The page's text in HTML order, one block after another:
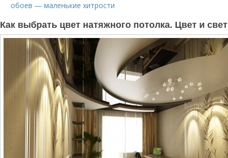
обоев — маленькие хитрости
Как выбрать цвет натяжного потолка. Цвет и свет